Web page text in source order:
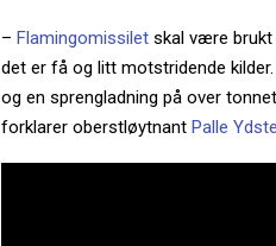
– Flamingomissilet skal være brukt
det er få og litt motstridende
og en sprengladning på over
forklarer oberstløytnant Palle